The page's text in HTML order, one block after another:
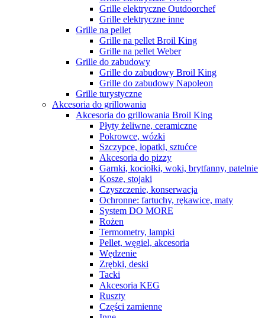
Grille elektryczne Outdoorchef
Grille elektryczne inne
Grille na pellet
Grille na pellet Broil King
Grille na pellet Weber
Grille do zabudowy
Grille do zabudowy Broil King
Grille do zabudowy Napoleon
Grille turystyczne
Akcesoria do grillowania
Akcesoria do grillowania Broil King
Płyty żeliwne, ceramiczne
Pokrowce, wózki
Szczypce, łopatki, sztućce
Akcesoria do pizzy
Garnki, kociołki, woki, brytfanny, patelnie
Kosze, stojaki
Czyszczenie, konserwacja
Ochronne: fartuchy, rękawice, maty
System DO MORE
Rożen
Termometry, lampki
Pellet, węgiel, akcesoria
Wędzenie
Zrębki, deski
Tacki
Akcesoria KEG
Ruszty
Części zamienne